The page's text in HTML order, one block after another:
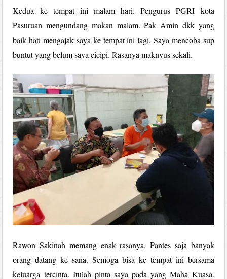
Kedua ke tempat ini malam hari. Pengurus PGRI kota
Pasuruan mengundang makan malam. Pak Amin dkk yang
baik hati mengajak saya ke tempat ini lagi. Saya mencoba sup
buntut yang belum saya cicipi. Rasanya maknyus sekali.
Rawon Sakinah memang enak rasanya. Pantes saja banyak
orang datang ke sana. Semoga bisa ke tempat ini bersama
keluarga tercinta. Itulah pinta saya pada yang Maha Kuasa.